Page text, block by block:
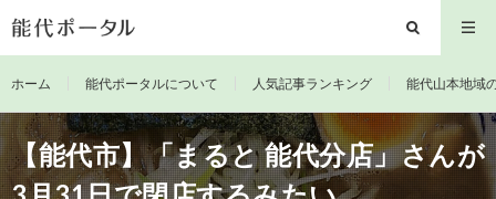
ホーム 能代ポータルについて 人気記事ランキング 能代山本地域
【能代市】「まると 能代分店」さんが